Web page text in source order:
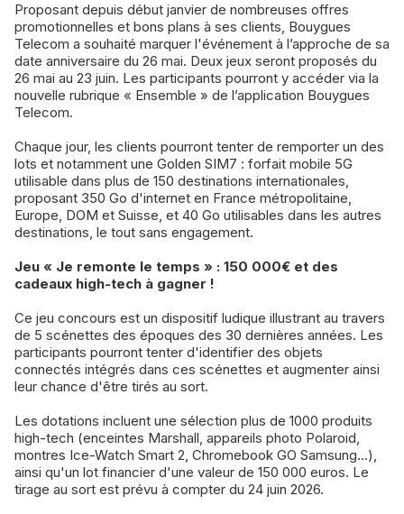
Proposant depuis début janvier de nombreuses offres
promotionnelles et bons plans à ses clients, Bouygues
Telecom a souhaité marquer l'événement à l’approche de sa
date anniversaire du 26 mai. Deux jeux seront proposés du
26 mai au 23 juin. Les participants pourront y accéder via la
nouvelle rubrique « Ensemble » de l’application Bouygues
Telecom.
Chaque jour, les clients pourront tenter de remporter un des
lots et notamment une Golden SIM7 : forfait mobile 5G
utilisable dans plus de 150 destinations internationales,
proposant 350 Go d'internet en France métropolitaine,
Europe, DOM et Suisse, et 40 Go utilisables dans les autres
destinations, le tout sans engagement.
Jeu « Je remonte le temps » : 150 000€ et des
cadeaux high-tech à gagner !
Ce jeu concours est un dispositif ludique illustrant au travers
de 5 scénettes des époques des 30 dernières années. Les
participants pourront tenter d'identifier des objets
connectés intégrés dans ces scénettes et augmenter ainsi
leur chance d'être tirés au sort.
Les dotations incluent une sélection plus de 1000 produits
high-tech (enceintes Marshall, appareils photo Polaroid,
montres Ice-Watch Smart 2, Chromebook GO Samsung…),
ainsi qu'un lot financier d'une valeur de 150 000 euros. Le
tirage au sort est prévu à compter du 24 juin 2026.